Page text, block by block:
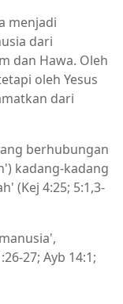
menjadi
dari
dan Hawa. Oleh
oleh Yesus
dari
berhubungan
kadang-kadang
(Kej 4:25; 5:1,3-
27; Ayb 14:1;